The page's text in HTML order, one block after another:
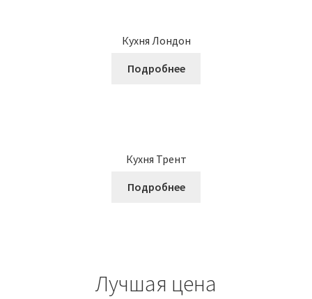
Кухня Лондон
Подробнее
Кухня Трент
Подробнее
Лучшая цена